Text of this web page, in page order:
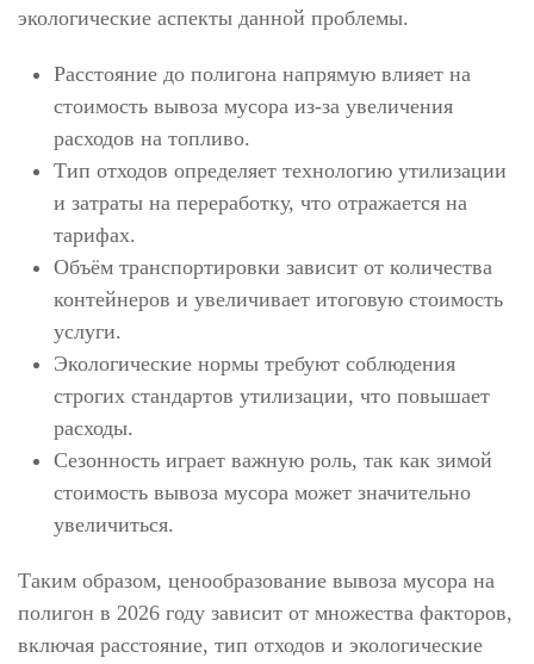
экологические аспекты данной проблемы.
Расстояние до полигона напрямую влияет на
стоимость вывоза мусора из-за увеличения
расходов на топливо.
Тип отходов определяет технологию утилизации
и затраты на переработку, что отражается на
тарифах.
Объём транспортировки зависит от количества
контейнеров и увеличивает итоговую стоимость
услуги.
Экологические нормы требуют соблюдения
строгих стандартов утилизации, что повышает
расходы.
Сезонность играет важную роль, так как зимой
стоимость вывоза мусора может значительно
увеличиться.
Таким образом, ценообразование вывоза мусора на
полигон в 2026 году зависит от множества факторов,
включая расстояние, тип отходов и экологические